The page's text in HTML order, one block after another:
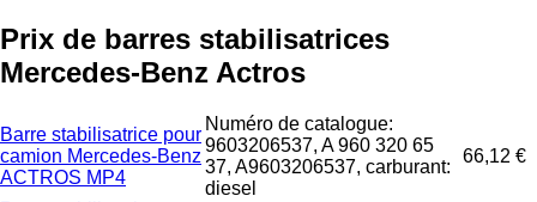
Prix de barres stabilisatrices
Mercedes-Benz Actros
Barre stabilisatrice pour
camion Mercedes-Benz
ACTROS MP4
Numéro de catalogue:
9603206537, A 960 320 65
37, A9603206537, carburant:
diesel
66,12 €